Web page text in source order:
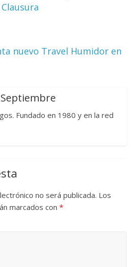
nuevo Travel Humidor en
Fundado en 1980 y en la red
no será publicada. Los
marcados con*